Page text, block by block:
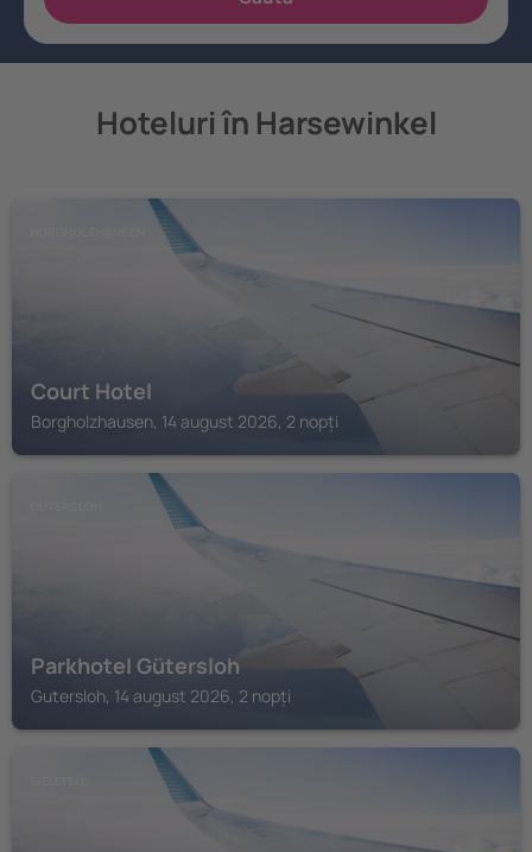
Hoteluri în Harsewinkel
Court Hotel
Borgholzhausen, 14 august 2026, 2 nopți
Parkhotel Gütersloh
Gutersloh, 14 august 2026, 2 nopți